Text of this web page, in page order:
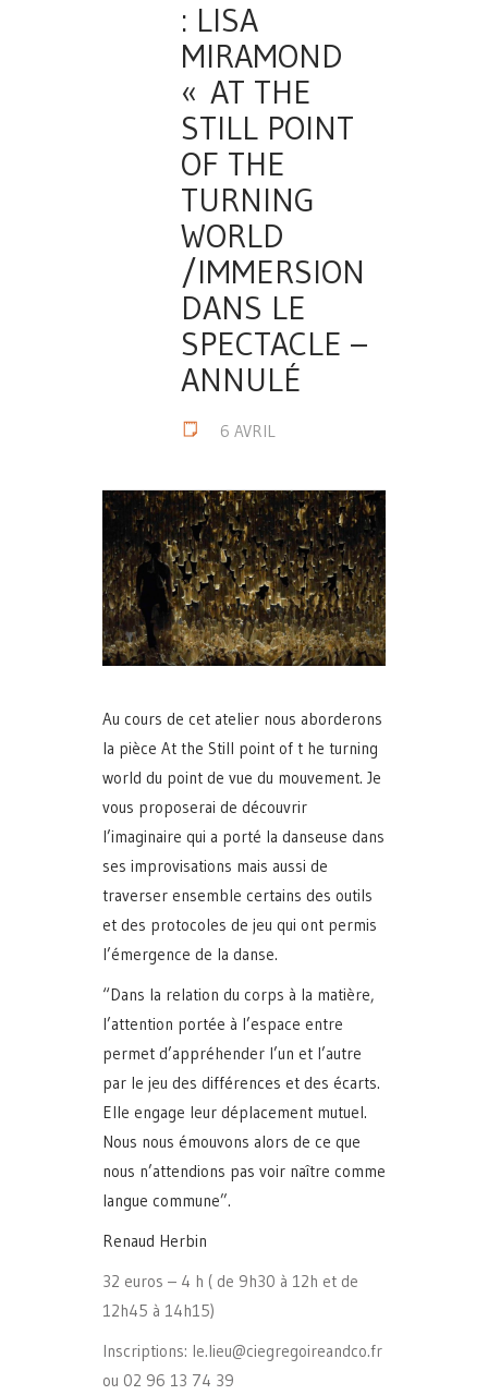
: LISA
MIRAMOND
« AT THE
STILL POINT
OF THE
TURNING
WORLD
/IMMERSION
DANS LE
SPECTACLE –
ANNULÉ
6 AVRIL
Au cours de cet atelier nous aborderons
la pièce At the Still point of t he turning
world du point de vue du mouvement. Je
vous proposerai de découvrir
l’imaginaire qui a porté la danseuse dans
ses improvisations mais aussi de
traverser ensemble certains des outils
et des protocoles de jeu qui ont permis
l’émergence de la danse.
“Dans la relation du corps à la matière,
l’attention portée à l’espace entre
permet d’appréhender l’un et l’autre
par le jeu des différences et des écarts.
Elle engage leur déplacement mutuel.
Nous nous émouvons alors de ce que
nous n’attendions pas voir naître comme
langue commune”.
Renaud Herbin
32 euros – 4 h ( de 9h30 à 12h et de
12h45 à 14h15)
Inscriptions: le.lieu@ciegregoireandco.fr
ou 02 96 13 74 39